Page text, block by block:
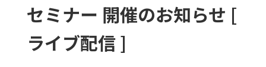
セミナー 開催のお知らせ [
ライブ配信 ]